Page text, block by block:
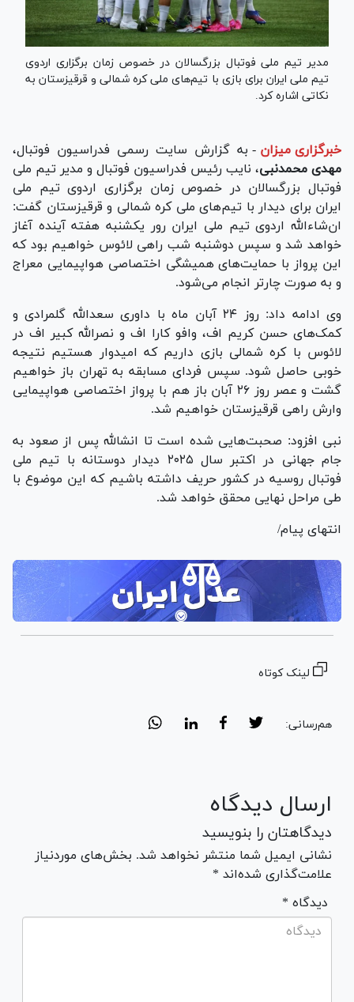
مدیر تیم ملی فوتبال بزرگسالان در خصوص زمان برگزاری اردوی
تیم ملی ایران برای بازی با تیم‌های ملی کره شمالی و قرقیزستان به
نکاتی اشاره کرد.
خبرگزاری میزان - به گزارش سایت رسمی فدراسیون فوتبال،
مهدی محمدنبی، نایب رئیس فدراسیون فوتبال و مدیر تیم ملی
فوتبال بزرگسالان در خصوص زمان برگزاری اردوی تیم ملی
ایران برای دیدار با تیم‌های ملی کره شمالی و قرقیزستان گفت:
ان‌شاءالله اردوی تیم ملی ایران رور یکشنبه هفته آینده آغاز
خواهد شد و سپس دوشنبه شب راهی لائوس خواهیم بود که
این پرواز با حمایت‌های همیشگی اختصاصی هواپیمایی معراج
و به صورت چارتر انجام می‌شود.
وی ادامه داد: روز ۲۴ آبان ماه با داوری سعدالله گلمرادی و
کمک‌های حسن کریم اف، وافو کارا اف و نصرالله کبیر اف در
لائوس با کره شمالی بازی داریم که امیدوار هستیم نتیجه
خوبی حاصل شود. سپس فردای مسابقه به تهران باز خواهیم
گشت و عصر روز ۲۶ آبان باز هم با پرواز اختصاصی هواپیمایی
وارش راهی قرقیزستان خواهیم شد.
نبی افزود: صحبت‌هایی شده است تا انشالله پس از صعود به
جام جهانی در اکتبر سال ۲۰۲۵ دیدار دوستانه با تیم ملی
فوتبال روسیه در کشور حریف داشته باشیم که این موضوع با
طی مراحل نهایی محقق خواهد شد.
انتهای پیام/
لینک کوتاه
هم‌رسانی:
ارسال دیدگاه
دیدگاهتان را بنویسید
نشانی ایمیل شما منتشر نخواهد شد. بخش‌های موردنیاز
علامت‌گذاری شده‌اند *
* دیدگاه